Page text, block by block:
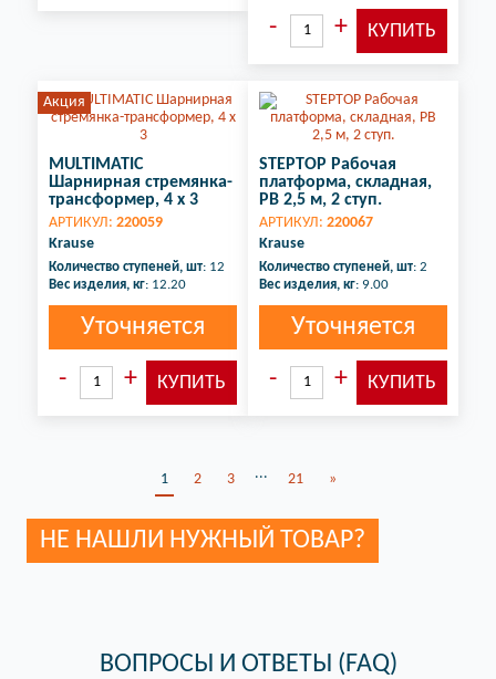
Акция
MULTIMATIC
Шарнирная стремянка-
трансформер, 4 х 3
АРТИКУЛ: 220059
Krause
Количество ступеней, шт: 12
Вес изделия, кг: 12.20
Уточняется
STEPTOP Рабочая
платформа, складная,
РВ 2,5 м, 2 ступ.
АРТИКУЛ: 220067
Krause
Количество ступеней, шт: 2
Вес изделия, кг: 9.00
Уточняется
1 2 3 ... 21 »
НЕ НАШЛИ НУЖНЫЙ ТОВАР?
ВОПРОСЫ И ОТВЕТЫ (FAQ)